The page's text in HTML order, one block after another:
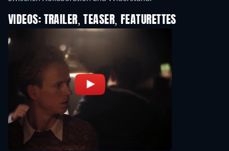
VIDEOS: TRAILER, TEASER, FEATURETTES